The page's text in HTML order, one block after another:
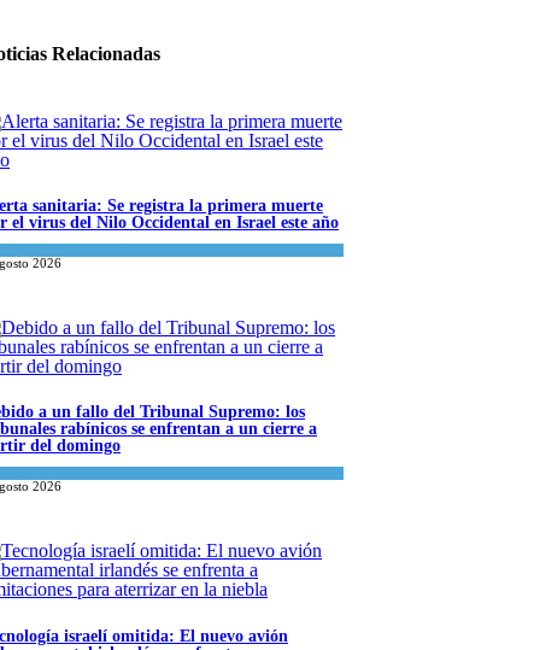
Relacionadas
sanitaria: Se registra la primera muerte
el virus del Nilo Occidental en Israel este año
2026
a un fallo del Tribunal Supremo: los
rabínicos se enfrentan a un cierre a
del domingo
2026
israelí omitida: El nuevo avión